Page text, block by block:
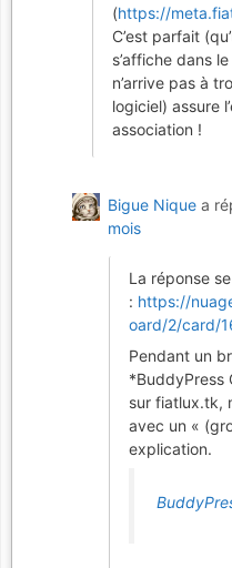
(https://
C’est parfait
s’affiche dans
n’arrive pas à
logiciel) assure
association !
Bigue Niquea
mois
La réponse
: https://
oard/2/card/
Pendant un
*BuddyPress
sur fiatlux.tk,
avec un «
explication.